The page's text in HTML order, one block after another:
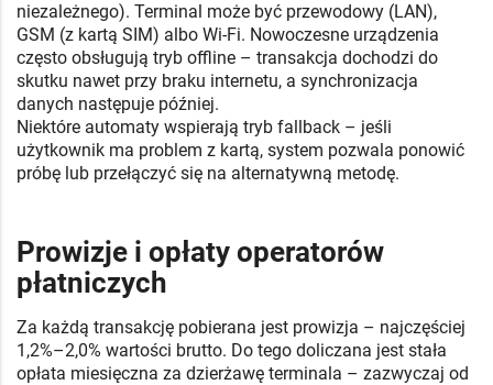
niezależnego). Terminal może być przewodowy (LAN),
GSM (z kartą SIM) albo Wi-Fi. Nowoczesne urządzenia
często obsługują tryb offline – transakcja dochodzi do
skutku nawet przy braku internetu, a synchronizacja
danych następuje później.
Niektóre automaty wspierają tryb fallback – jeśli
użytkownik ma problem z kartą, system pozwala ponowić
próbę lub przełączyć się na alternatywną metodę.
Prowizje i opłaty operatorów
płatniczych
Za każdą transakcję pobierana jest prowizja – najczęściej
1,2%–2,0% wartości brutto. Do tego doliczana jest stała
opłata miesięczna za dzierżawę terminala – zazwyczaj od